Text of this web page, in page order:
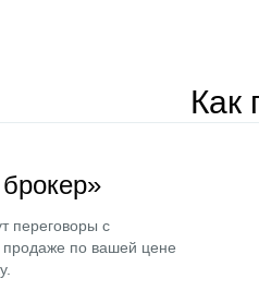
Как
переговоры с
по вашей цене